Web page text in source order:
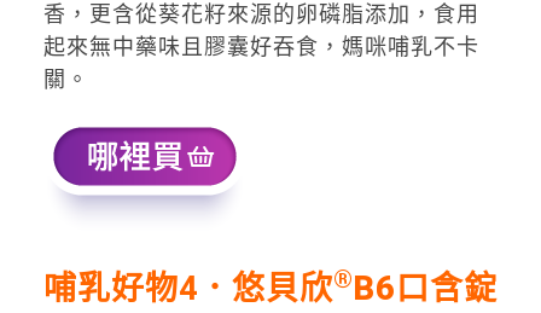
香，更含從葵花籽來源的卵磷脂添加，食用
起來無中藥味且膠囊好吞食，媽咪哺乳不卡
關。
哺乳好物4 ． 悠貝欣®B6 口含錠